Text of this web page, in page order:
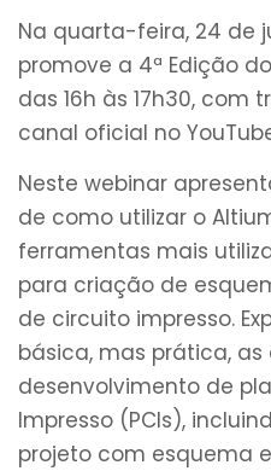
Na quarta-feira, 24 de
promove a 4ª Edição
das 16h às 17h30, com
canal oficial no
Neste webinar
de como utilizar o
ferramentas mais
para criação de
de circuito impresso.
básica, mas prática,
desenvolvimento de
Impresso (PCIs),
projeto com esquema